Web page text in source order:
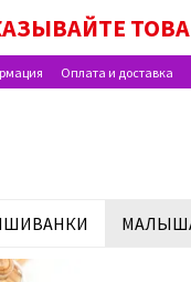
Оплата и доставка